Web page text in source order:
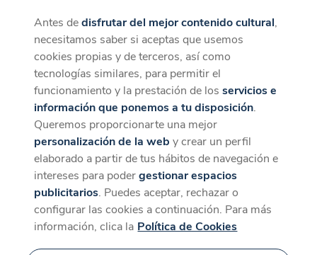
CaixaForum+
La mejor experiencia desde la App
Descargar
Antes dedisfrutar del mejor contenido cultural,
necesitamos saber si aceptas que usemos
cookies propias y de terceros, así como
tecnologías similares, para permitir el
funcionamiento y la prestación de losservicios e
información que ponemos a tu disposición.
Queremos proporcionarte una mejor
personalización de la web y crear un perfil
elaborado a partir de tus hábitos de navegación e
intereses para podergestionar espacios
publicitarios. Puedes aceptar, rechazar o
configurar las cookies a continuación. Para más
información, clica la Política de Cookies